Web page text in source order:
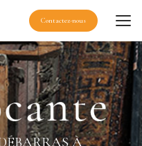
Contactez-nous
À